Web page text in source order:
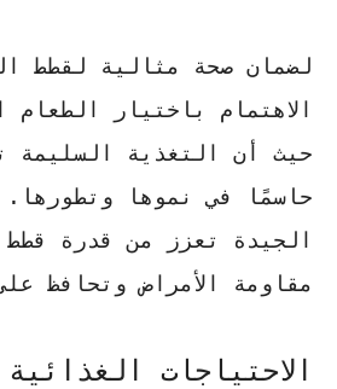
لضمان صحة مثالية لقطط
الاهتمام باختيار الطعام
حيث أن التغذية السليمة
حاسمًا في نموها وتطورها.
الجيدة تعزز من قدرة قطط
مقاومة الأمراض وتحافظ
الاحتياجات